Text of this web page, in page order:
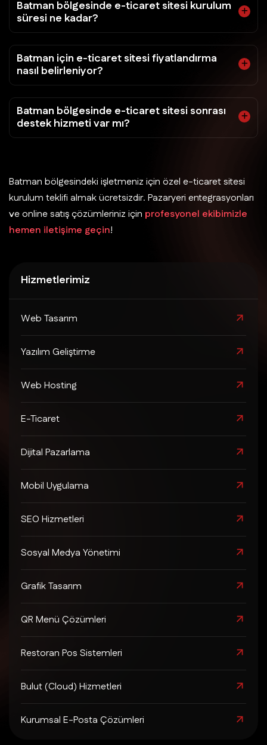
Batman bölgesinde e-ticaret sitesi kurulum
süresi ne kadar?
Batman için e-ticaret sitesi fiyatlandırma
nasıl belirleniyor?
Batman bölgesinde e-ticaret sitesi sonrası
destek hizmeti var mı?
Batman bölgesindeki işletmeniz için özel e-ticaret sitesi
kurulum teklifi almak ücretsizdir. Pazaryeri entegrasyonları
ve online satış çözümleriniz için profesyonel ekibimizle
hemen iletişime geçin!
Hizmetlerimiz
Web Tasarım
Yazılım Geliştirme
Web Hosting
E-Ticaret
Dijital Pazarlama
Mobil Uygulama
SEO Hizmetleri
Sosyal Medya Yönetimi
Grafik Tasarım
QR Menü Çözümleri
Restoran Pos Sistemleri
Bulut (Cloud) Hizmetleri
Kurumsal E-Posta Çözümleri